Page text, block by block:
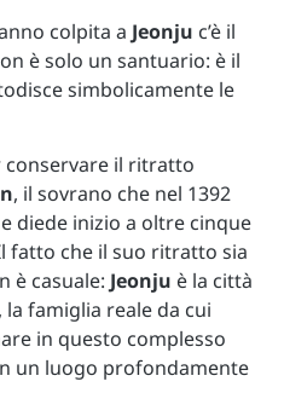
colpita a Jeonju c’è il
è solo un santuario: è il
simbolicamente le
conservare il ritratto
, il sovrano che nel 1392
e diede inizio a oltre cinque
fatto che il suo ritratto sia
è casuale: Jeonju è la città
la famiglia reale da cui
in questo complesso
un luogo profondamente